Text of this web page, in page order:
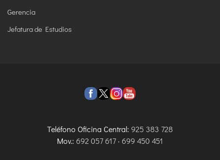
Gerencia
Jefatura de Estudios
Teléfono Oficina Central: 925 383 728
Mov.: 692 057 617 · 699 450 451